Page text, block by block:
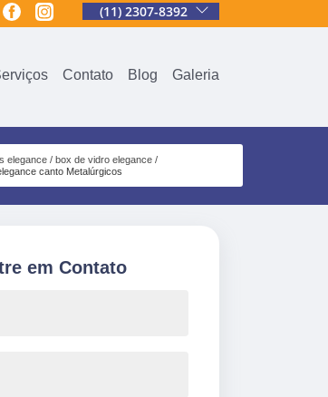
(11) 2307-8392
Contato Blog Galeria
elegance
box de vidro elegance
canto Metalúrgicos
em Contato